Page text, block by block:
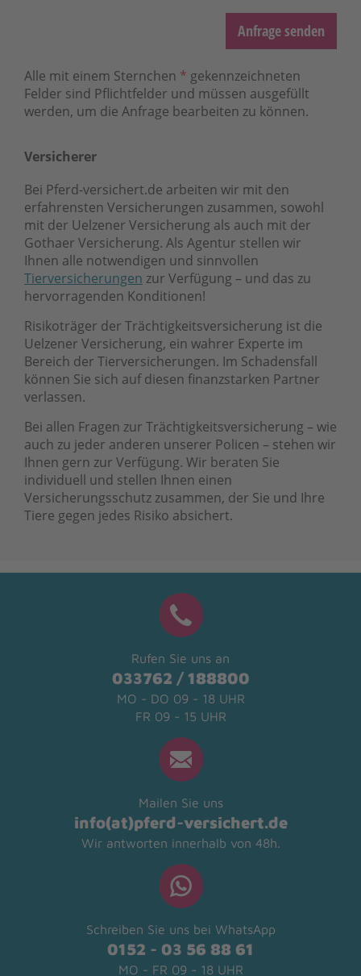
Anfrage senden
Alle mit einem Sternchen * gekennzeichneten
Felder sind Pflichtfelder und müssen ausgefüllt
werden, um die Anfrage bearbeiten zu können.
Versicherer
Bei Pferd-versichert.de arbeiten wir mit den
erfahrensten Versicherungen zusammen, sowohl
mit der Uelzener Versicherung als auch mit der
Gothaer Versicherung. Als Agentur stellen wir
Ihnen alle notwendigen und sinnvollen
Tierversicherungen zur Verfügung – und das zu
hervorragenden Konditionen!
Risikoträger der Trächtigkeitsversicherung ist die
Uelzener Versicherung, ein wahrer Experte im
Bereich der Tierversicherungen. Im Schadensfall
können Sie sich auf diesen finanzstarken Partner
verlassen.
Bei allen Fragen zur Trächtigkeitsversicherung – wie
auch zu jeder anderen unserer Policen – stehen wir
Ihnen gern zur Verfügung. Wir beraten Sie
individuell und stellen Ihnen einen
Versicherungsschutz zusammen, der Sie und Ihre
Tiere gegen jedes Risiko absichert.
Rufen Sie uns an
033762 / 188800
MO - DO 09 - 18 UHR
FR 09 - 15 UHR
Mailen Sie uns
info(at)pferd-versichert.de
Wir antworten innerhalb von 48h.
Schreiben Sie uns bei WhatsApp
0152 - 03 56 88 61
MO - FR 09 - 18 UHR